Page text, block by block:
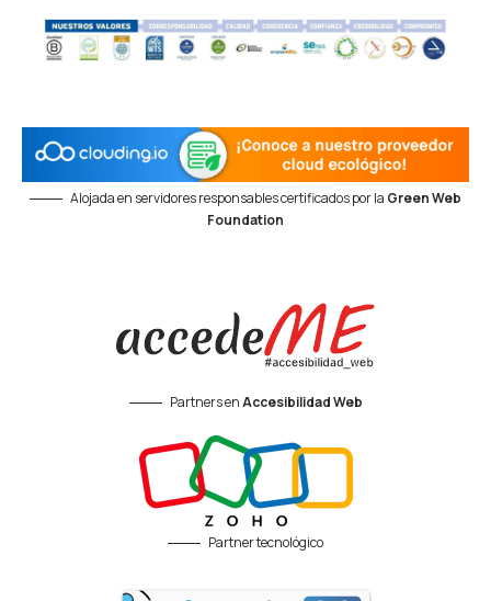
Alojada en servidores responsables certificados por la Green Web
Foundation
Partners enAccesibilidad Web
Partner tecnológico